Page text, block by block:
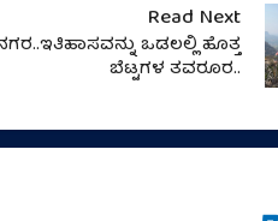
Read Next
ಒಡಲಲ್ಲಿ ಹೊತ್ತ
ಬೆಟ್ಟಗಳ ತವರೂರ..